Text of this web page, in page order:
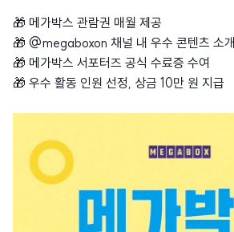
🎁 메가박스 관람권 매월 제공
🎁 @megaboxon 채널 내 우수 콘텐츠 소개
🎁 메가박스 서포터즈 공식 수료증 수여
🎁 우수 활동 인원 선정, 상금 10만 원 지급